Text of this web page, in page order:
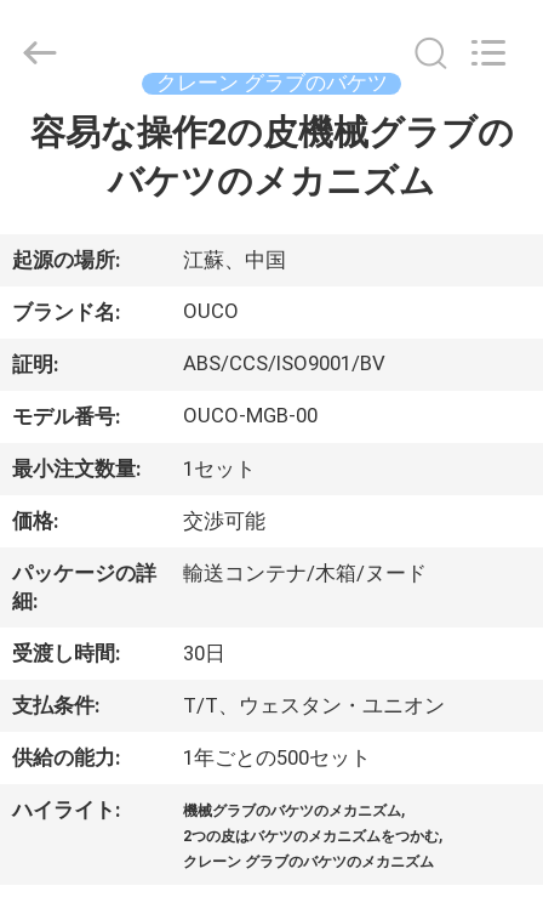
家
製
品
ビ
デ
VR
シ
ョ
ー
わ
2020
INTERNATIONAL
GROUP
クレーン グラブのバケツ
容易な操作2の皮機械グラブの
バケツのメカニズム
起源の場所: 江蘇、中国
ブランド名: OUCO
証明: ABS/CCS/ISO9001/BV
モデル番号: OUCO-MGB-00
最小注文数量: 1セット
価格: 交渉可能
パッケージの詳
細:
輸送コンテナ/木箱/ヌード
受渡し時間: 30日
支払条件: T/T、ウェスタン・ユニオン
供給の能力: 1年ごとの500セット
ハイライト: 機械グラブのバケツのメカニズム,
2つの皮はバケツのメカニズムをつかむ,
クレーン グラブのバケツのメカニズム